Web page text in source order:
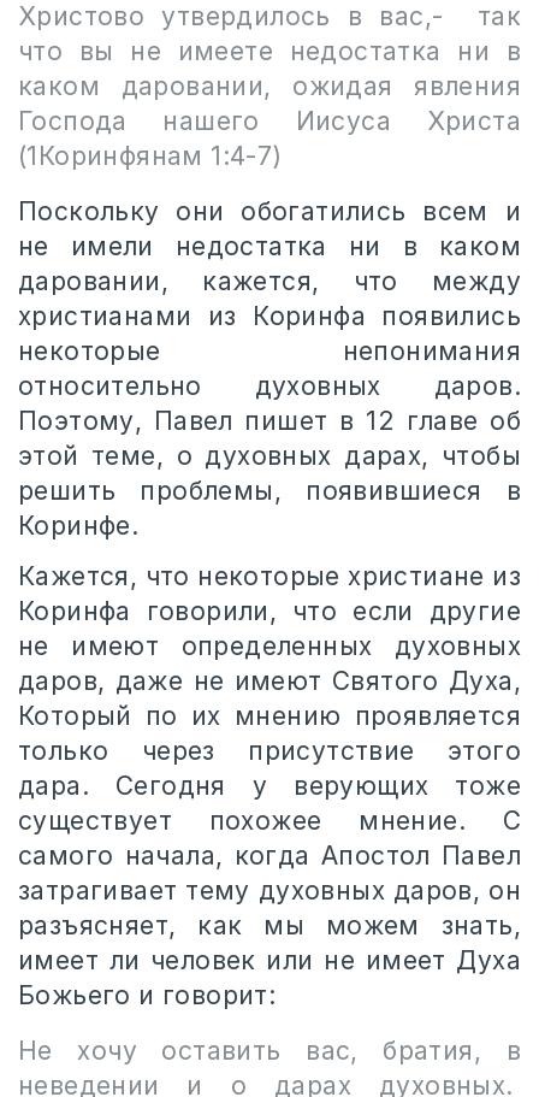
Христово утвердилось в вас,- так
что вы не имеете недостатка ни в
каком даровании, ожидая явления
Господа нашего Иисуса Христа
(1Коринфянам 1:4-7)
Поскольку они обогатились всем и
не имели недостатка ни в каком
даровании, кажется, что между
христианами из Коринфа появились
некоторые непонимания
относительно духовных даров.
Поэтому, Павел пишет в 12 главе об
этой теме, о духовных дарах, чтобы
решить проблемы, появившиеся в
Коринфе.
Кажется, что некоторые христиане из
Коринфа говорили, что если другие
не имеют определенных духовных
даров, даже не имеют Святого Духа,
Который по их мнению проявляется
только через присутствие этого
дара. Сегодня у верующих тоже
существует похожее мнение. С
самого начала, когда Апостол Павел
затрагивает тему духовных даров, он
разъясняет, как мы можем знать,
имеет ли человек или не имеет Духа
Божьего и говорит:
Не хочу оставить вас, братия, в
неведении и о дарах духовных.